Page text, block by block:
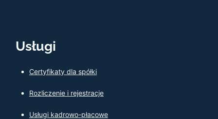
Usługi
Certyfikaty dla spółki
Rozliczenie i rejestracje
Usługi kadrowo-płacowe